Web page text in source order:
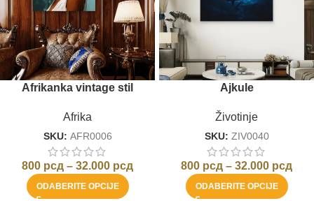
Afrikanka vintage stil
Afrika
SKU: AFR0006
800 рсд – 32.000 рсд
ODABERITE OPCIJE
Ajkule
Životinje
SKU: ZIV0040
800 рсд – 32.000 рсд
ODABERITE OPCIJE